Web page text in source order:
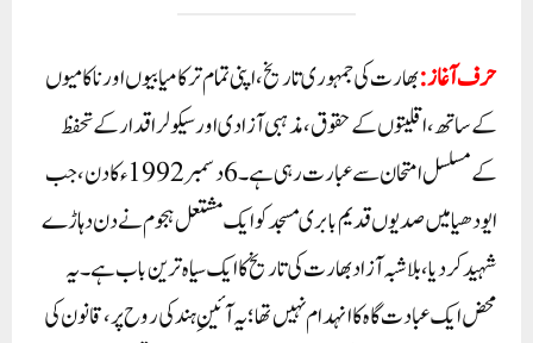
حرف آغاز:بھارت کی جمہوری تاریخ، اپنی تمام تر کامیابیوں اور ناکامیوں
کے ساتھ، اقلیتوں کے حقوق، مذہبی آزادی اور سیکولر اقدار کے تحفظ
کے مسلسل امتحان سے عبارت رہی ہے۔ 6 دسمبر 1992ء کا دن، جب
ایودھیا میں صدیوں قدیم بابری مسجد کو ایک مشتعل ہجوم نے دن دہاڑے
شہید کر دیا، بلاشبہ آزاد بھارت کی تاریخ کا ایک سیاہ ترین باب ہے۔ یہ
محض ایک عبادت گاہ کا انہدام نہیں تھا؛ یہ آئینِ ہند کی روح پر، قانون کی